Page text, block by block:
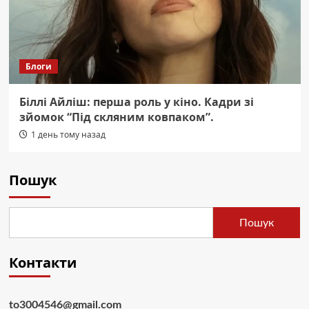
Блоги
Біллі Айліш: перша роль у кіно. Кадри зі
зйомок “Під скляним ковпаком”.
1 день тому назад
Пошук
Пошук
Контакти
to3004546@gmail.com